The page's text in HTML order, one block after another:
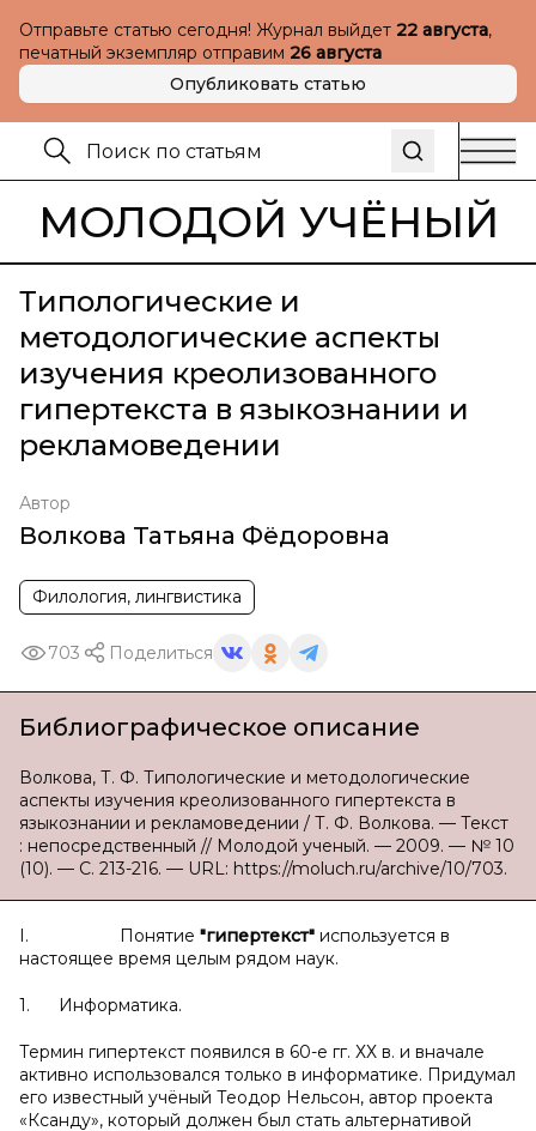
Отправьте статью сегодня! Журнал выйдет 22 августа,
печатный экземпляр отправим 26 августа
Опубликовать статью
МОЛОДОЙ УЧЁНЫЙ
Типологические и
методологические аспекты
изучения креолизованного
гипертекста в языкознании и
рекламоведении
Автор
Волкова Татьяна Фёдоровна
Филология, лингвистика
703 Поделиться
Библиографическое описание
Волкова, Т. Ф. Типологические и методологические
аспекты изучения креолизованного гипертекста в
языкознании и рекламоведении / Т. Ф. Волкова. — Текст
: непосредственный // Молодой ученый. — 2009. — № 10
(10). — С. 213-216. — URL: https://moluch.ru/archive/10/703.
I. Понятие "гипертекст" используется в
настоящее время целым рядом наук.
1. Информатика.
Термин гипертекст появился в 60-е гг. ХХ в. и вначале
активно использовался только в информатике. Придумал
его известный учёный Теодор Нельсон, автор проекта
«Ксанду», который должен был стать альтернативой